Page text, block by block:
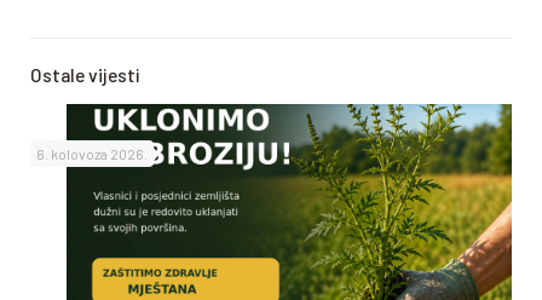
Ostale vijesti
6. kolovoza 2026.